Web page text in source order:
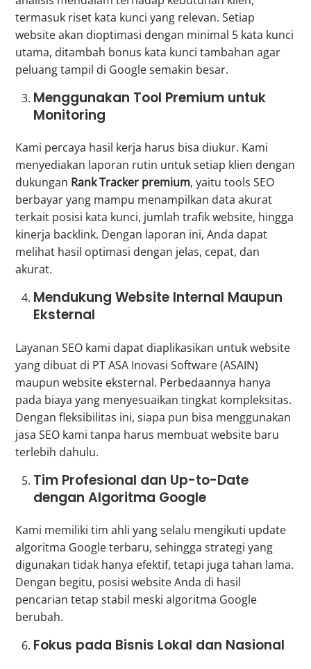
termasuk riset kata kunci yang relevan. Setiap
website akan dioptimasi dengan minimal 5 kata kunci
utama, ditambah bonus kata kunci tambahan agar
peluang tampil di Google semakin besar.
Menggunakan Tool Premium untuk
Monitoring
Kami percaya hasil kerja harus bisa diukur. Kami
menyediakan laporan rutin untuk setiap klien dengan
dukungan Rank Tracker premium, yaitu tools SEO
berbayar yang mampu menampilkan data akurat
terkait posisi kata kunci, jumlah trafik website, hingga
kinerja backlink. Dengan laporan ini, Anda dapat
melihat hasil optimasi dengan jelas, cepat, dan
akurat.
Mendukung Website Internal Maupun
Eksternal
Layanan SEO kami dapat diaplikasikan untuk website
yang dibuat di PT ASA Inovasi Software (ASAIN)
maupun website eksternal. Perbedaannya hanya
pada biaya yang menyesuaikan tingkat kompleksitas.
Dengan fleksibilitas ini, siapa pun bisa menggunakan
jasa SEO kami tanpa harus membuat website baru
terlebih dahulu.
Tim Profesional dan Up-to-Date
dengan Algoritma Google
Kami memiliki tim ahli yang selalu mengikuti update
algoritma Google terbaru, sehingga strategi yang
digunakan tidak hanya efektif, tetapi juga tahan lama.
Dengan begitu, posisi website Anda di hasil
pencarian tetap stabil meski algoritma Google
berubah.
Fokus pada Bisnis Lokal dan Nasional